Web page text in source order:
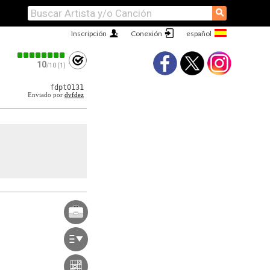
⚲
Conexión
Inscripción
10/10 (1)
fdpt0131
Enviado por dvfdez